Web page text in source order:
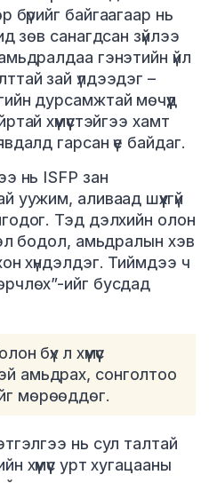
байгаагаар нь
зөв санагдсан зүйлээ
гэнэтийн үйл
зай үлдээдэг –
дурсамжтай мөчүүд
хүмүүстэйгээ хамт
гарсан үе байдаг.
нь ISFP зан
уужим, аливаад шүүхгүй
Тэд дэлхийн олон
бодол, амьдралын хэв
хүндэлдэг. Тиймдээ ч
ийг бусдад
бүх л хүмүүс
амьдрах, сонголтоо
мөрөөддөг.
нь сул талтай
хүмүүс урт хугацааны